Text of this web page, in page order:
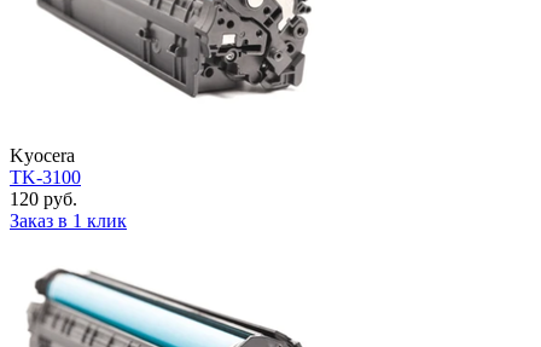
Kyocera
TK-3100
120 руб.
Заказ в 1 клик